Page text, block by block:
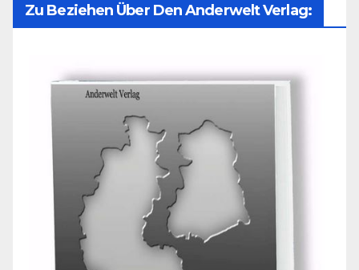
Zu Beziehen Über Den Anderwelt Verlag: